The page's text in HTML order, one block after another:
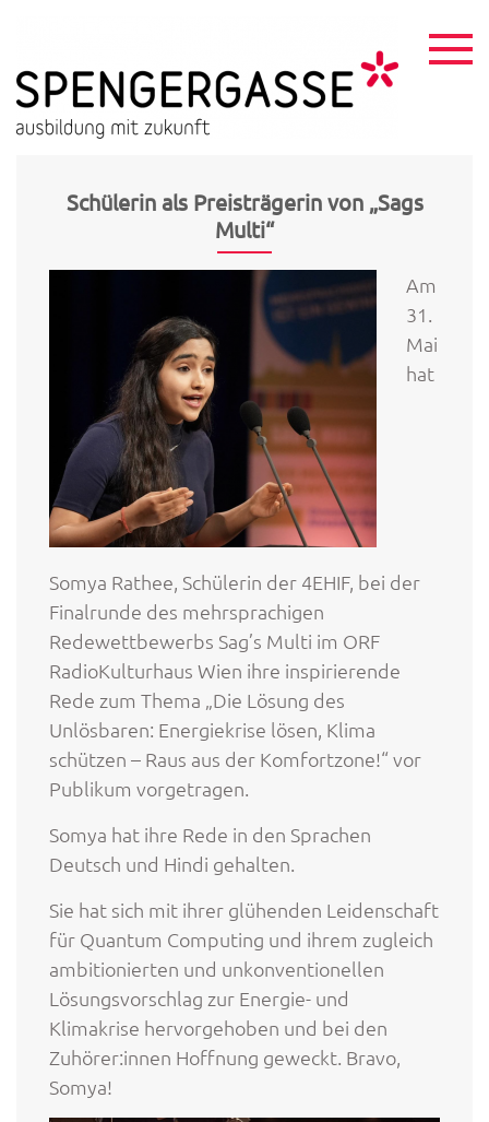
content
Schülerin als Preisträgerin von „Sags
Multi“
Am
31.
Mai
hat
Somya Rathee, Schülerin der 4EHIF, bei der
Finalrunde des mehrsprachigen
Redewettbewerbs Sag’s Multi im ORF
RadioKulturhaus Wien ihre inspirierende
Rede zum Thema „Die Lösung des
Unlösbaren: Energiekrise lösen, Klima
schützen – Raus aus der Komfortzone!“ vor
Publikum vorgetragen.
Somya hat ihre Rede in den Sprachen
Deutsch und Hindi gehalten.
Sie hat sich mit ihrer glühenden Leidenschaft
für Quantum Computing und ihrem zugleich
ambitionierten und unkonventionellen
Lösungsvorschlag zur Energie- und
Klimakrise hervorgehoben und bei den
Zuhörer:innen Hoffnung geweckt. Bravo,
Somya!